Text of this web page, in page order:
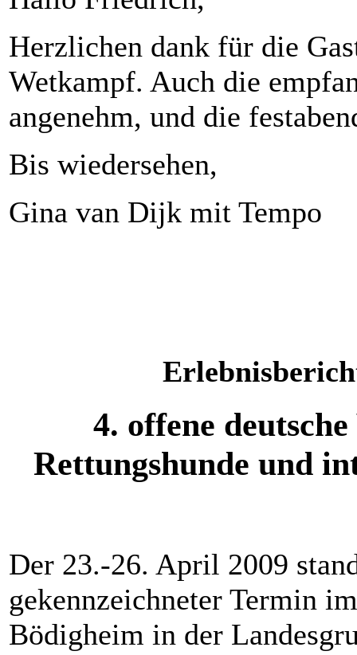
Herzlichen dank für die
Wetkampf. Auch die
angenehm, und die
Bis wiedersehen,
Gina van Dijk mit Tempo
4. offene
Rettungshunde und
Der 23.-26. April 2009
gekennzeichneter Termin
Bödigheim in der